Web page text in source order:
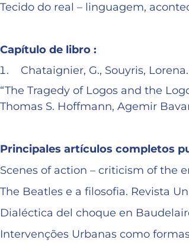
Tecido do real – linguagem,
Capítulo de libro :
Chataignier, G., Souyris, Lorena.
“The Tragedy of Logos and the
Thomas S. Hoffmann, Agemir
Principales artículos completos
Scenes of action – criticism of the
The Beatles e a filosofia. Revista
Dialéctica del choque en
Intervenções Urbanas como